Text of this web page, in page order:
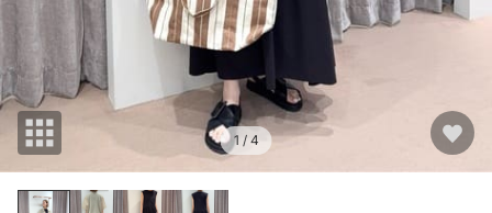
1 / 4